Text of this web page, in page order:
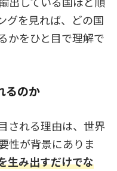
グを見れば、どの国
かをひと目で理解で
るのか
される理由は、世界
性が背景にありま
生み出すだけでな